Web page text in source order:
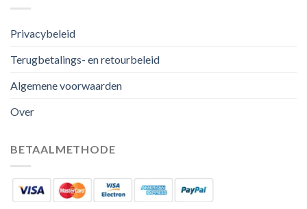
Privacybeleid
Terugbetalings- en retourbeleid
Algemene voorwaarden
Over
BETAALMETHODE